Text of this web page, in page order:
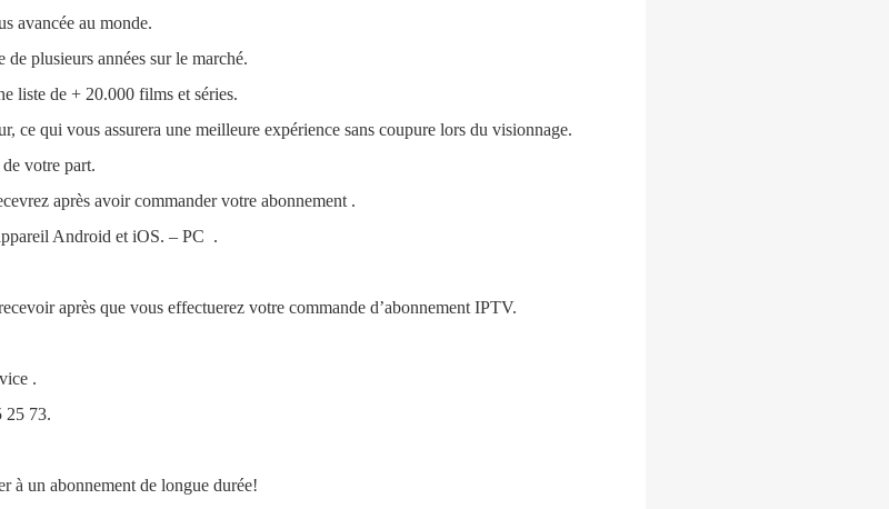
avancée au monde.
plusieurs années sur le marché.
liste de + 20.000 films et séries.
qui vous assurera une meilleure expérience sans coupure lors du visionnage.
votre part.
après avoir commander votre abonnement .
Android et iOS. – PC .
après que vous effectuerez votre commande d’abonnement IPTV.
.
25 73.
à un abonnement de longue durée!